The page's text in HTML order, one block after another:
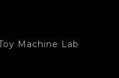
Machine Lab